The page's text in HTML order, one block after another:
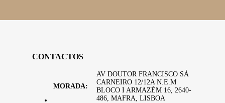
CONTACTOS
MORADA:
AV DOUTOR FRANCISCO SÁ
CARNEIRO 12/12A N.E.M
BLOCO I ARMAZÉM 16, 2640-
486, MAFRA, LISBOA